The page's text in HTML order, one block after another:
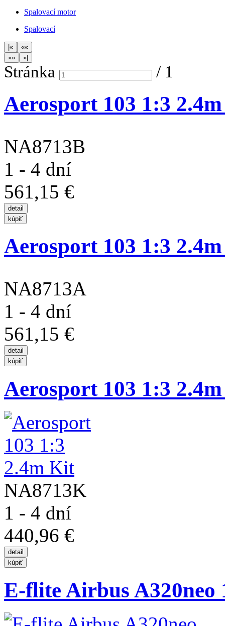
Spalovací motor
Spalovací
Stránka / 1
Aerosport 103 1:3
NA8713B
1 - 4 dní
561,15 €
Aerosport 103 1:3
NA8713A
1 - 4 dní
561,15 €
Aerosport 103 1:3
NA8713K
1 - 4 dní
440,96 €
E-flite Airbus A320neo